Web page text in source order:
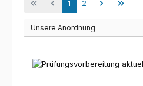
Seite
1 Seite
2